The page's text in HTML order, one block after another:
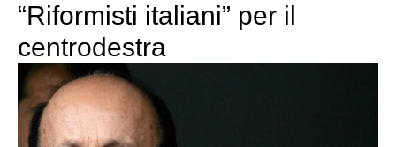
“Riformisti italiani” per il
centrodestra